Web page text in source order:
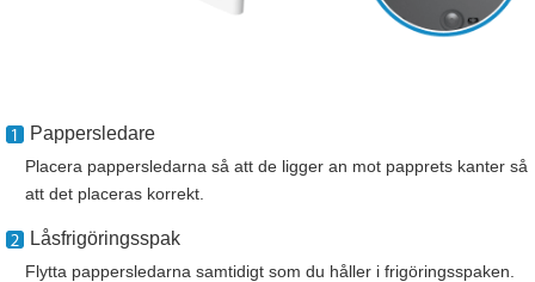
Pappersledare
Placera pappersledarna så att de ligger an mot papprets kanter så
att det placeras korrekt.
Låsfrigöringsspak
Flytta pappersledarna samtidigt som du håller i frigöringsspaken.